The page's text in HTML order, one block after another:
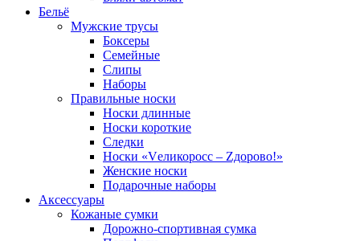
Бельё
Мужские трусы
Боксеры
Семейные
Слипы
Наборы
Правильные носки
Носки длинные
Носки короткие
Следки
Носки «Vеликоросс – Zдорово!»
Женские носки
Подарочные наборы
Аксессуары
Кожаные сумки
Дорожно-спортивная сумка